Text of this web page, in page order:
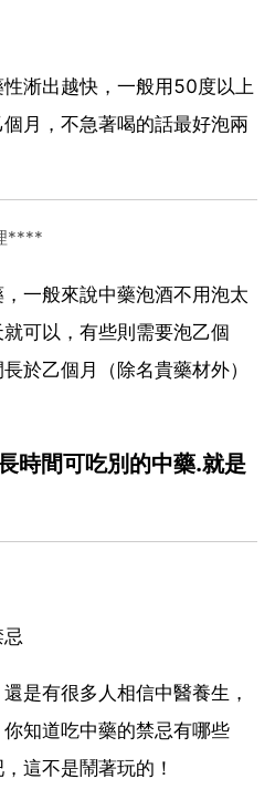
淅出越快，一般用50度以上
月，不急著喝的話最好泡兩
****
一般來說中藥泡酒不用泡太
可以，有些則需要泡乙個
於乙個月（除名貴藥材外）
時間可吃別的中藥.就是
是有很多人相信中醫養生，
知道吃中藥的禁忌有哪些
這不是鬧著玩的！